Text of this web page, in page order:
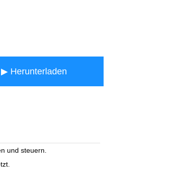
▶ Herunterladen